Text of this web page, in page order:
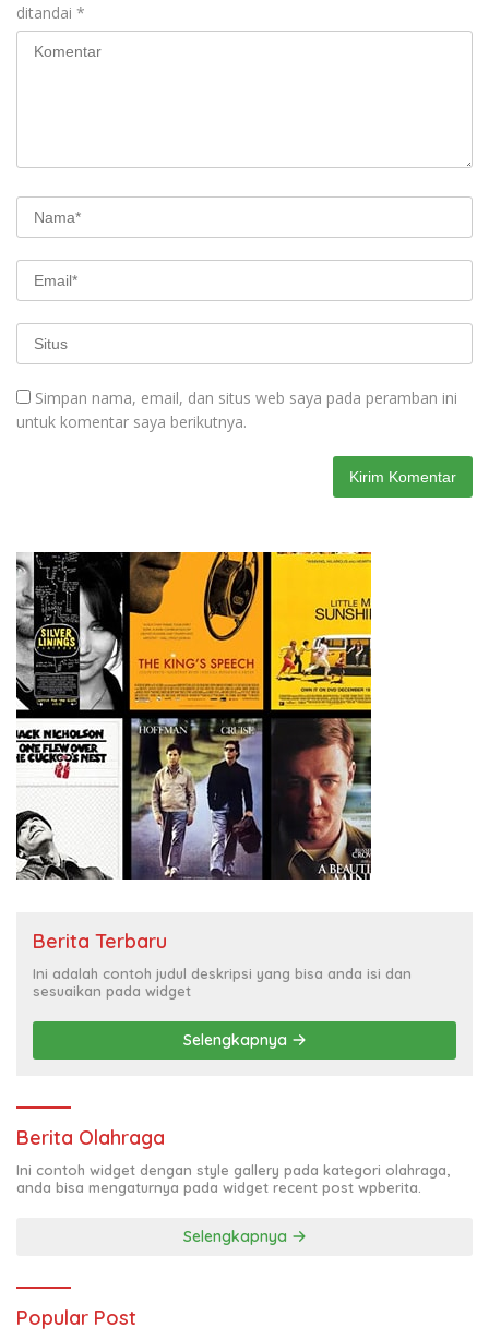
ditandai *
Simpan nama, email, dan situs web saya pada peramban ini
untuk komentar saya berikutnya.
Berita Terbaru
Ini adalah contoh judul deskripsi yang bisa anda isi dan
sesuaikan pada widget
Selengkapnya
Berita Olahraga
Ini contoh widget dengan style gallery pada kategori olahraga,
anda bisa mengaturnya pada widget recent post wpberita.
Selengkapnya
Popular Post